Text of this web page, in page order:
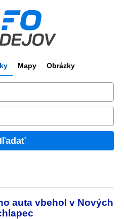
Mapy Obrázky
auta vbehol v Nových